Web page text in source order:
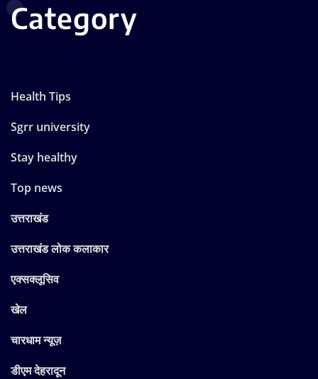
Category
Health Tips
Sgrr university
Stay healthy
Top news
उत्तराखंड
उत्तराखंड लोक कलाकार
एक्सक्लूसिव
खेल
चारधाम न्यूज़
डीएम देहरादून